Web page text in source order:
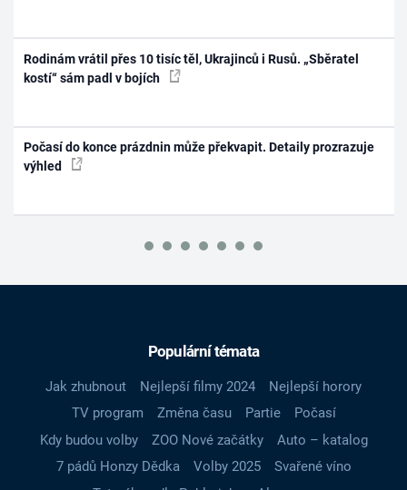
Rodinám vrátil přes 10 tisíc těl, Ukrajinců i Rusů. „Sběratel
kostí“ sám padl v bojích
Počasí do konce prázdnin může překvapit. Detaily prozrazuje
výhled
Populární témata
Jak zhubnout Nejlepší filmy 2024
Nejlepší horory
TV program
Změna času Partie
Počasí
Kdy budou volby
ZOO Nové začátky
Auto – katalog
7 pádů Honzy Dědka
Volby 2025
Svařené víno